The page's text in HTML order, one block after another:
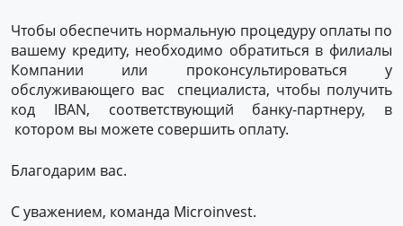
Чтобы обеспечить нормальную процедуру оплаты по
вашему кредиту, необходимо обратиться в филиалы
Компании или проконсультироваться у
обслуживающего вас специалиста, чтобы получить
код IBAN, соответствующий банку-партнеру, в
котором вы можете совершить оплату.
Благодарим вас.
С уважением, команда Microinvest.